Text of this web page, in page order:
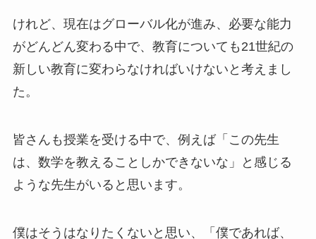
けれど、現在はグローバル化が進み、必要な能力
がどんどん変わる中で、教育についても21世紀の
新しい教育に変わらなければいけないと考えまし
た。
皆さんも授業を受ける中で、例えば「この先生
は、数学を教えることしかできないな」と感じる
ような先生がいると思います。
僕はそうはなりたくないと思い、「僕であれば、